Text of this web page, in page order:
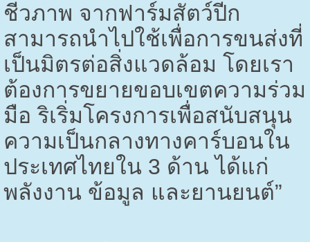
ชีวภาพ จากฟาร์มสัตว์ปีก
สามารถนำไปใช้เพื่อการขนส่งที่
เป็นมิตรต่อสิ่งแวดล้อม โดยเรา
ต้องการขยายขอบเขตความร่วม
มือ ริเริ่มโครงการเพื่อสนับสนุน
ความเป็นกลางทางคาร์บอนใน
ประเทศไทยใน 3 ด้าน ได้แก่
พลังงาน ข้อมูล และยานยนต์”